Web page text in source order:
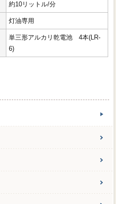
約10リットル/分
灯油専用
単三形アルカリ乾電池 4本(LR-
6)